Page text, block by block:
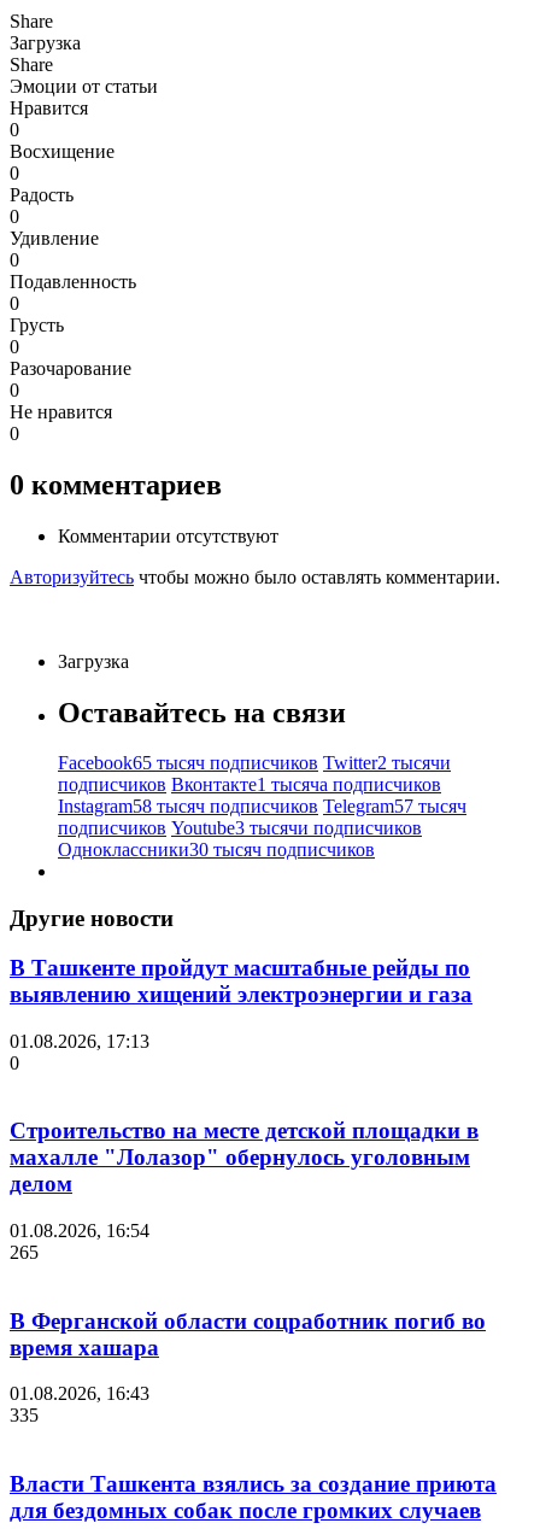
Share
Загрузка
Share
Эмоции от статьи
Нравится
0
Восхищение
0
Радость
0
Удивление
0
Подавленность
0
Грусть
0
Разочарование
0
Не нравится
0
0 комментариев
Комментарии отсутствуют
Авторизуйтесь чтобы можно было оставлять комментарии.
Загрузка
Оставайтесь на связи
Facebook65 тысяч подписчиков Twitter2 тысячи
подписчиков Вконтакте1 тысяча подписчиков
Instagram58 тысяч подписчиков Telegram57 тысяч
подписчиков Youtube3 тысячи подписчиков
Одноклассники30 тысяч подписчиков
Другие новости
В Ташкенте пройдут масштабные рейды по
выявлению хищений электроэнергии и газа
01.08.2026, 17:13
0
Строительство на месте детской площадки в
махалле "Лолазор" обернулось уголовным
делом
01.08.2026, 16:54
265
В Ферганской области соцработник погиб во
время хашара
01.08.2026, 16:43
335
Власти Ташкента взялись за создание приюта
для бездомных собак после громких случаев